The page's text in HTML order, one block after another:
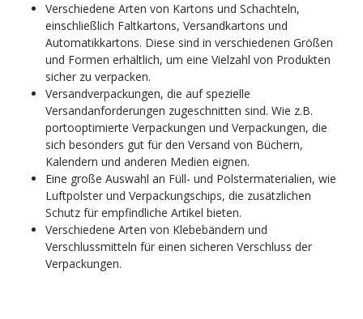
Verschiedene Arten von Kartons und Schachteln,
einschließlich Faltkartons, Versandkartons und
Automatikkartons. Diese sind in verschiedenen Größen
und Formen erhältlich, um eine Vielzahl von Produkten
sicher zu verpacken.
Versandverpackungen, die auf spezielle
Versandanforderungen zugeschnitten sind. Wie z.B.
portooptimierte Verpackungen und Verpackungen, die
sich besonders gut für den Versand von Büchern,
Kalendern und anderen Medien eignen.
Eine große Auswahl an Füll- und Polstermaterialien, wie
Luftpolster und Verpackungschips, die zusätzlichen
Schutz für empfindliche Artikel bieten.
Verschiedene Arten von Klebebändern und
Verschlussmitteln für einen sicheren Verschluss der
Verpackungen.